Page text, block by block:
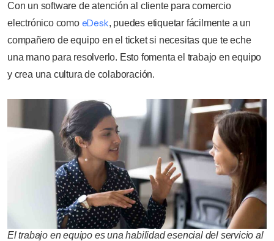
Con un software de atención al cliente para comercio
electrónico como eDesk, puedes etiquetar fácilmente a un
compañero de equipo en el ticket si necesitas que te eche
una mano para resolverlo. Esto fomenta el trabajo en equipo
y crea una cultura de colaboración.
El trabajo en equipo es una habilidad esencial del servicio al